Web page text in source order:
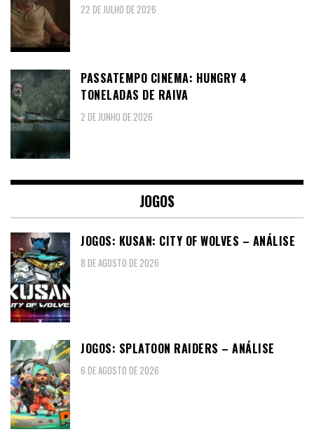
22 DE JULHO DE 2026
PASSATEMPO CINEMA: HUNGRY 4
TONELADAS DE RAIVA
2 DE JUNHO DE 2026
JOGOS
JOGOS: KUSAN: CITY OF WOLVES – ANÁLISE
8 DE AGOSTO DE 2026
JOGOS: SPLATOON RAIDERS – ANÁLISE
6 DE AGOSTO DE 2026